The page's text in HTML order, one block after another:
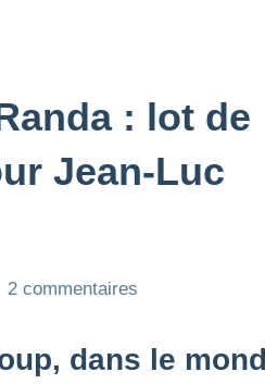
: lot de
Jean-Luc
2 commentaires
dans le